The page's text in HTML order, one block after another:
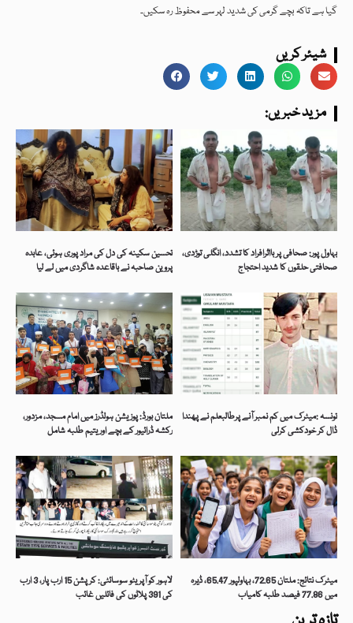
گیا ہے تاکہ بچے گرمی کی شدید لہر سے محفوظ رہ سکیں۔
شیئر کریں
:مزید خبریں
تحسین سکینہ کی دل کی مراد پوری ہوئی، عابدہ
پروین صاحبہ نے باقاعدہ شاگردی میں لے لیا
بہاول پور: صحافی پر بااثرافراد کا تشدد، انگلی توڑدی،
صحافتی حلقوں کا شدید احتجاج
ملتان بورڈ: پوزیشن ہولڈرز میں امام مسجد، مزدور،
رکشہ ڈرائیور کے بچے اور یتیم طلبہ شامل
تونسہ :میٹرک میں کم نمبر آنے پرطالبعلم نے پھندا
ڈال کر خودکشی کرلی
لاہور کو آپریٹو سوسائٹی: کرپشن 15 ارب پار، 3 ارب
کی 391 پلاٹوں کی فائلیں غائب
میٹرک نتائج: ملتان 72.65، بہاولپور 65.47، ڈیرہ
میں 77.86 فیصد طلبہ کامیاب